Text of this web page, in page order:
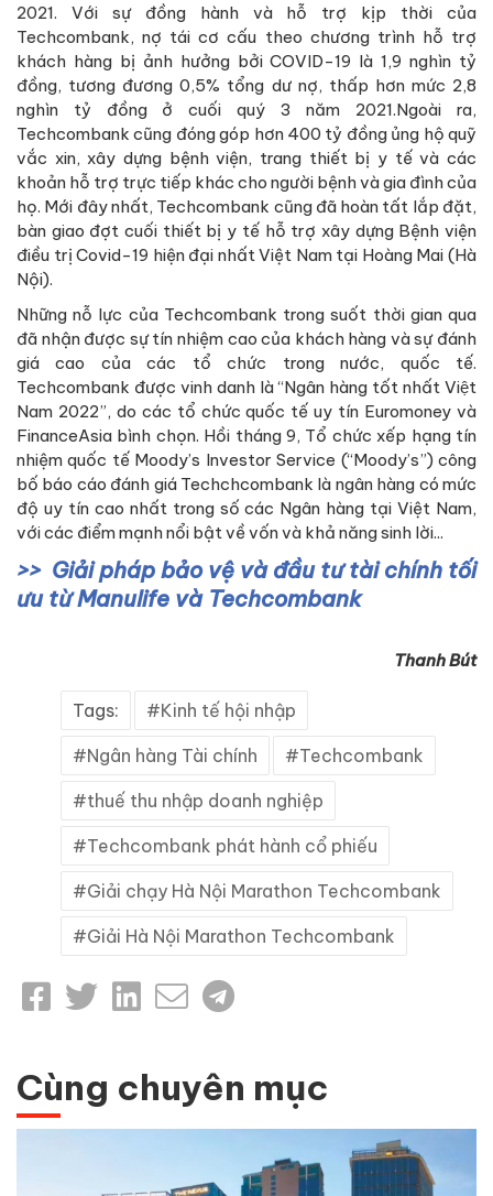
2021. Với sự đồng hành và hỗ trợ kịp thời của
Techcombank, nợ tái cơ cấu theo chương trình hỗ trợ
khách hàng bị ảnh hưởng bởi COVID-19 là 1,9 nghìn tỷ
đồng, tương đương 0,5% tổng dư nợ, thấp hơn mức 2,8
nghìn tỷ đồng ở cuối quý 3 năm 2021.Ngoài ra,
Techcombank cũng đóng góp hơn 400 tỷ đồng ủng hộ quỹ
vắc xin, xây dựng bệnh viện, trang thiết bị y tế và các
khoản hỗ trợ trực tiếp khác cho người bệnh và gia đình của
họ. Mới đây nhất, Techcombank cũng đã hoàn tất lắp đặt,
bàn giao đợt cuối thiết bị y tế hỗ trợ xây dựng Bệnh viện
điều trị Covid-19 hiện đại nhất Việt Nam tại Hoàng Mai (Hà
Nội).
Những nỗ lực của Techcombank trong suốt thời gian qua
đã nhận được sự tín nhiệm cao của khách hàng và sự đánh
giá cao của các tổ chức trong nước, quốc tế.
Techcombank được vinh danh là “Ngân hàng tốt nhất Việt
Nam 2022”, do các tổ chức quốc tế uy tín Euromoney và
FinanceAsia bình chọn. Hồi tháng 9, Tổ chức xếp hạng tín
nhiệm quốc tế Moody’s Investor Service (“Moody’s”) công
bố báo cáo đánh giá Techchcombank là ngân hàng có mức
độ uy tín cao nhất trong số các Ngân hàng tại Việt Nam,
với các điểm mạnh nổi bật về vốn và khả năng sinh lời...
Giải pháp bảo vệ và đầu tư tài chính tối
ưu từ Manulife và Techcombank
Thanh Bút
Tags: Kinh tế hội nhập
Ngân hàng Tài chính Techcombank
thuế thu nhập doanh nghiệp
Techcombank phát hành cổ phiếu
Giải chạy Hà Nội Marathon Techcombank
Giải Hà Nội Marathon Techcombank
Cùng chuyên mục